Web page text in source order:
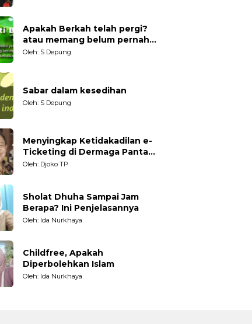
Apakah Berkah telah pergi?
atau memang belum pernah
datang?
Oleh: S Depung
Sabar dalam kesedihan
Oleh: S Depung
Menyingkap Ketidakadilan e-
Ticketing di Dermaga Pantai
Kartini Jepara, terhadap
Oleh: Djoko TP
Sholat Dhuha Sampai Jam
Berapa? Ini Penjelasannya
Oleh: Ida Nurkhaya
Childfree, Apakah
Diperbolehkan Islam
Oleh: Ida Nurkhaya